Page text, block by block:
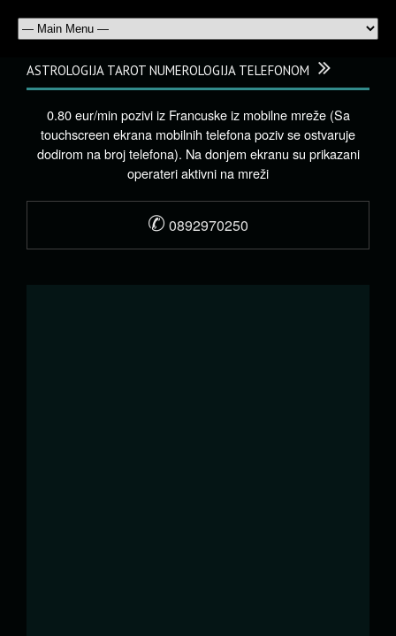
ASTROLOGIJA TAROT NUMEROLOGIJA TELEFONOM
0.80 eur/min pozivi iz Francuske iz mobilne mreže (Sa
touchscreen ekrana mobilnih telefona poziv se ostvaruje
dodirom na broj telefona). Na donjem ekranu su prikazani
operateri aktivni na mreži
✆ 0892970250